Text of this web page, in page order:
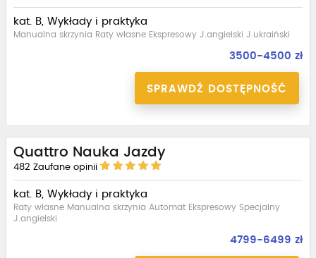
kat. B, Wykłady i praktyka
Manualna skrzynia Raty własne Ekspresowy J.angielski J.ukraiński
3500-4500 zł
SPRAWDŹ DOSTĘPNOŚĆ
Quattro Nauka Jazdy
482 Zaufane opinii
kat. B, Wykłady i praktyka
Raty własne Manualna skrzynia Automat Ekspresowy Specjalny
J.angielski
4799-6499 zł